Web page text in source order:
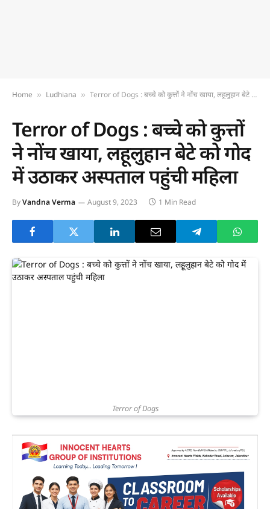
Home » Ludhiana » Terror of Dogs : बच्चे को कुत्तों ने नोंच खाया, लहूलुहान बेटे को गोद में उठाकर अस्पताल पहुंची महिला
Terror of Dogs : बच्चे को कुत्तों
ने नोंच खाया, लहूलुहान बेटे को गोद
में उठाकर अस्पताल पहुंची महिला
ByVandna Verma August 9, 2023 1 Min Read
Terror of Dogs